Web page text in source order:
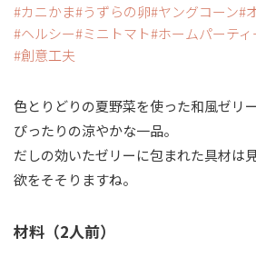
カニかま うずらの卵 ヤングコーン
ヘルシー ミニトマト ホームパーティ
創意工夫
色とりどりの夏野菜を使った和風ゼリ
ぴったりの涼やかな一品。
だしの効いたゼリーに包まれた具材は
欲をそそりますね。
材料（2人前）